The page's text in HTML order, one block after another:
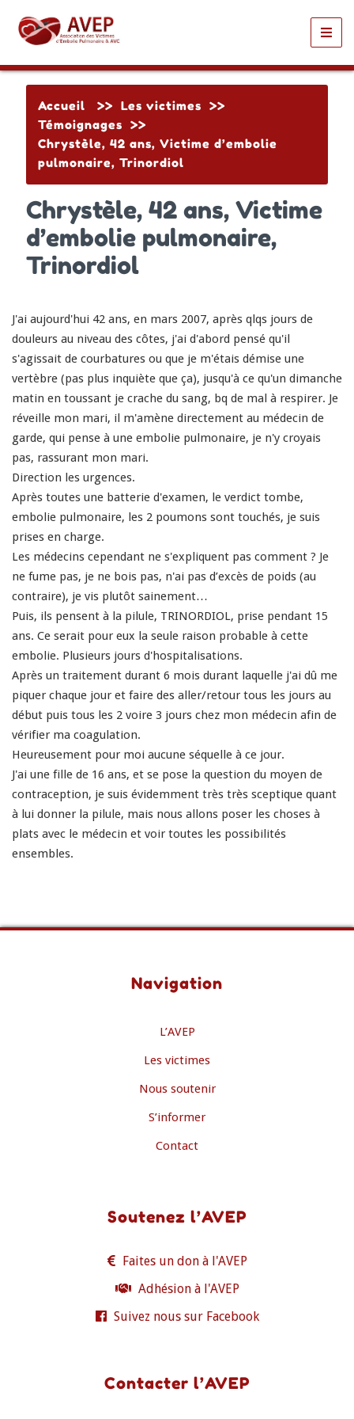
Accueil >> Les victimes >>
Témoignages >>
Chrystèle, 42 ans, Victime d’embolie
pulmonaire, Trinordiol
Chrystèle, 42 ans, Victime
d’embolie pulmonaire,
Trinordiol
J'ai aujourd'hui 42 ans, en mars 2007, après qlqs jours de
douleurs au niveau des côtes, j'ai d'abord pensé qu'il
s'agissait de courbatures ou que je m'étais démise une
vertèbre (pas plus inquiète que ça), jusqu'à ce qu'un dimanche
matin en toussant je crache du sang, bq de mal à respirer. Je
réveille mon mari, il m'amène directement au médecin de
garde, qui pense à une embolie pulmonaire, je n'y croyais
pas, rassurant mon mari.
Direction les urgences.
Après toutes une batterie d'examen, le verdict tombe,
embolie pulmonaire, les 2 poumons sont touchés, je suis
prises en charge.
Les médecins cependant ne s'expliquent pas comment ? Je
ne fume pas, je ne bois pas, n'ai pas d’excès de poids (au
contraire), je vis plutôt sainement…
Puis, ils pensent à la pilule, TRINORDIOL, prise pendant 15
ans. Ce serait pour eux la seule raison probable à cette
embolie. Plusieurs jours d'hospitalisations.
Après un traitement durant 6 mois durant laquelle j'ai dû me
piquer chaque jour et faire des aller/retour tous les jours au
début puis tous les 2 voire 3 jours chez mon médecin afin de
vérifier ma coagulation.
Heureusement pour moi aucune séquelle à ce jour.
J'ai une fille de 16 ans, et se pose la question du moyen de
contraception, je suis évidemment très très sceptique quant
à lui donner la pilule, mais nous allons poser les choses à
plats avec le médecin et voir toutes les possibilités
ensembles.
Navigation
L’AVEP
Les victimes
Nous soutenir
S’informer
Contact
Soutenez l’AVEP
Faites un don à l'AVEP
Adhésion à l'AVEP
Suivez nous sur Facebook
Contacter l’AVEP